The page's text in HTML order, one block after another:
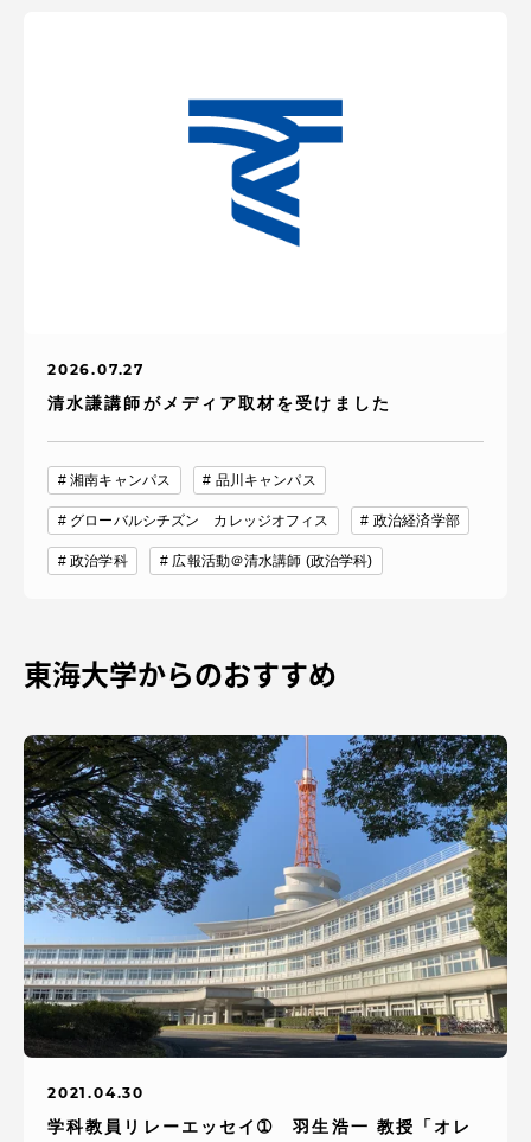
2026.07.27
清水謙講師がメディア取材を受けました
湘南キャンパス 品川キャンパス
グローバルシチズン カレッジオフィス 政治経済学部
政治学科 広報活動＠清水講師 (政治学科)
東海大学からのおすすめ
2021.04.30
学科教員リレーエッセイ➀ 羽生浩一 教授「オレ